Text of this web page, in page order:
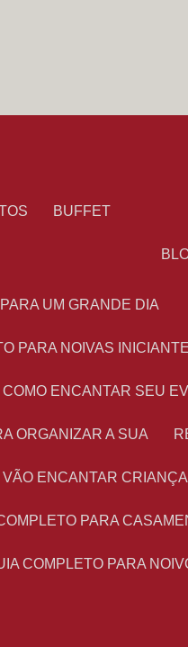
BUFFET
UM GRANDE DIA
PARA NOIVAS
COMO ENCANTAR SEU
ORGANIZAR A SUA
VÃO ENCANTAR
PARA
COMPLETO PARA